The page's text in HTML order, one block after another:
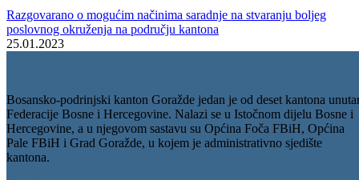
Razgovarano o mogućim načinima saradnje na stvaranju boljeg
poslovnog okruženja na području kantona
25.01.2023
Bosansko-podrinjski kanton Goražde jedan je od deset kantona
Federacije Bosne i Hercegovine. Nalazi se u Istočnom dijelu Bosne i
Hercegovine, a u njegovom sastavu su Općina Foča FBiH, Općina
Pale FBiH i Grad Goražde, u kojem je administrativno sjedište
kantona.